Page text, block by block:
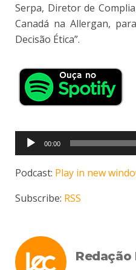
Serpa, Diretor de
Canadá na Allergan,
Decisão Ética”.
Tocador
de
áudio
00:00
Podcast: Play in new
Subscribe: RSS
Redação